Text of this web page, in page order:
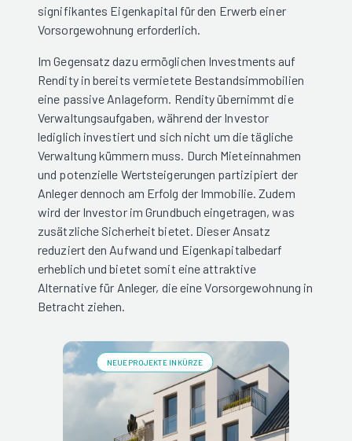
signifikantes Eigenkapital für den Erwerb einer
Vorsorgewohnung erforderlich.
Im Gegensatz dazu ermöglichen Investments auf
Rendity in bereits vermietete Bestandsimmobilien
eine passive Anlageform. Rendity übernimmt die
Verwaltungsaufgaben, während der Investor
lediglich investiert und sich nicht um die tägliche
Verwaltung kümmern muss. Durch Mieteinnahmen
und potenzielle Wertsteigerungen partizipiert der
Anleger dennoch am Erfolg der Immobilie. Zudem
wird der Investor im Grundbuch eingetragen, was
zusätzliche Sicherheit bietet. Dieser Ansatz
reduziert den Aufwand und Eigenkapitalbedarf
erheblich und bietet somit eine attraktive
Alternative für Anleger, die eine Vorsorgewohnung in
Betracht ziehen.
NEUE PROJEKTE IN KÜRZE